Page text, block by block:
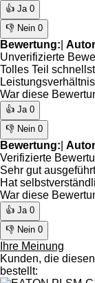
👍 Ja 0
👎 Nein 0
Bewertung:
Unverifizierte
Tolles Teil
Leistungsverhältnis
War diese
👍 Ja 0
👎 Nein 0
Bewertung:
Verifizierte
Sehr gut
Hat
War diese
👍 Ja 0
👎 Nein 0
Ihre Meinung
Kunden, die
bestellt: